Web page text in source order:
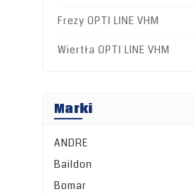
Frezy OPTI LINE VHM
Wiertła OPTI LINE VHM
Marki
ANDRE
Baildon
Bomar